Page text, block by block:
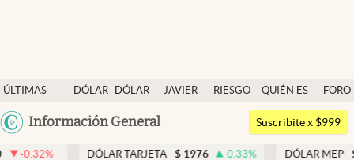
ÚLTIMAS
NOTICIAS
DÓLAR
DÓLAR
JAVIER
RIESGO
QUIÉN ES
QUIÉN
FORO
Argentina
Información General
Dólar
Members
Economía y Política
Suscribite x $999
DÓLAR TARJETA $ 1976 0.33% DÓLAR MEP $ 1518,45